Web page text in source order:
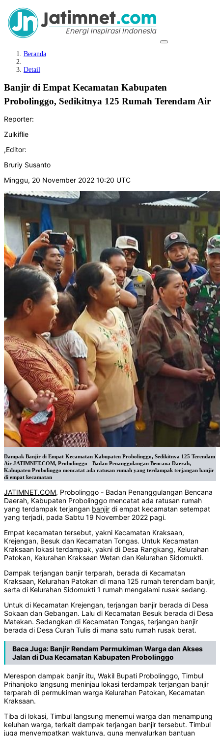
Beranda
Detail
Banjir di Empat Kecamatan Kabupaten
Probolinggo, Sedikitnya 125 Rumah Terendam Air
Reporter:
Zulkiflie
,Editor:
Bruriy Susanto
Minggu, 20 November 2022 10:20 UTC
Dampak Banjir di Empat Kecamatan Kabupaten Probolinggo, Sedikitnya 125 Terendam
Air JATIMNET.COM, Probolinggo - Badan Penanggulangan Bencana Daerah,
Kabupaten Probolinggo mencatat ada ratusan rumah yang terdampak terjangan banjir
di empat kecamatan
JATIMNET.COM, Probolinggo - Badan Penanggulangan Bencana
Daerah, Kabupaten Probolinggo mencatat ada ratusan rumah
yang terdampak terjangan banjir di empat kecamatan setempat
yang terjadi, pada Sabtu 19 November 2022 pagi.
Empat kecamatan tersebut, yakni Kecamatan Kraksaan,
Krejengan, Besuk dan Kecamatan Tongas. Untuk Kecamatan
Kraksaan lokasi terdampak, yakni di Desa Rangkang, Kelurahan
Patokan, Kelurahan Kraksaan Wetan dan Kelurahan Sidomukti.
Dampak terjangan banjir terparah, berada di Kecamatan
Kraksaan, Kelurahan Patokan di mana 125 rumah terendam banjir,
serta di Kelurahan Sidomukti 1 rumah mengalami rusak sedang.
Untuk di Kecamatan Krejengan, terjangan banjir berada di Desa
Sokaan dan Gebangan. Lalu di Kecamatan Besuk berada di Desa
Matekan. Sedangkan di Kecamatan Tongas, terjangan banjir
berada di Desa Curah Tulis di mana satu rumah rusak berat.
Baca Juga:Banjir Rendam Permukiman Warga dan Akses
Jalan di Dua Kecamatan Kabupaten Probolinggo
Merespon dampak banjir itu, Wakil Bupati Probolinggo, Timbul
Prihanjoko langsung meninjau lokasi terdampak terjangan banjir
terparah di permukiman warga Kelurahan Patokan, Kecamatan
Kraksaan.
Tiba di lokasi, Timbul langsung menemui warga dan menampung
keluhan warga, terkait dampak terjangan banjir tersebut. Timbul
juga menyempatkan waktunya, guna menyalurkan bantuan